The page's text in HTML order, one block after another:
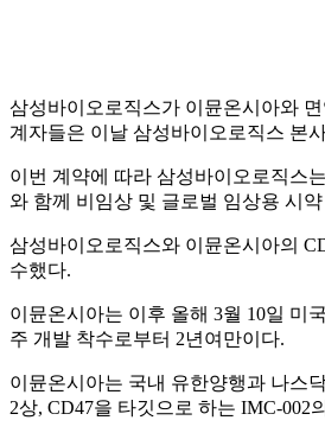
삼성바이오로직스가 이뮨온시아와
계자들은 이날 삼성바이오로직스 본
이번 계약에 따라 삼성바이오로직스
와 함께 비임상 및 글로벌 임상용 시
삼성바이오로직스와 이뮨온시아의
수했다.
이뮨온시아는 이후 올해 3월 10일 미
주 개발 착수로부터 2년여만이다.
이뮨온시아는 국내 유한양행과 나스
2상, CD47을 타깃으로 하는 IMC-002